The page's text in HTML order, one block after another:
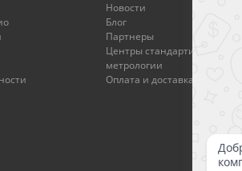
Новости
Блог
Партнеры
Центры стандартизации и
метрологии
Оплата и доставка